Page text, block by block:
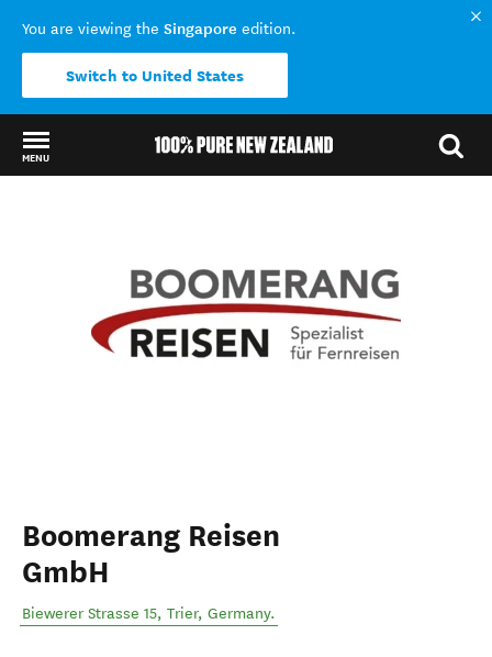
You are viewing the Singapore edition.
Switch to United States
MENU
Boomerang Reisen
GmbH
Biewerer Strasse 15, Trier, Germany.